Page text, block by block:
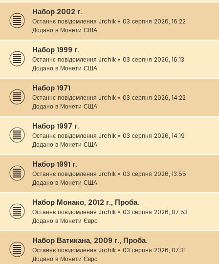
Набор 2002 г.
Останнє повідомлення Jrchik « 03 серпня 2026, 16:22
Додано в Монети США
Набор 1999 г.
Останнє повідомлення Jrchik « 03 серпня 2026, 16:13
Додано в Монети США
Набор 1971
Останнє повідомлення Jrchik « 03 серпня 2026, 14:22
Додано в Монети США
Набор 1997 г.
Останнє повідомлення Jrchik « 03 серпня 2026, 14:19
Додано в Монети США
Набор 1991 г.
Останнє повідомлення Jrchik « 03 серпня 2026, 13:55
Додано в Монети США
Набор Монако, 2012 г., Проба.
Останнє повідомлення Jrchik « 03 серпня 2026, 07:53
Додано в Монети Євро
Набор Ватикана, 2009 г., Проба.
Останнє повідомлення Jrchik « 03 серпня 2026, 07:31
Додано в Монети Євро